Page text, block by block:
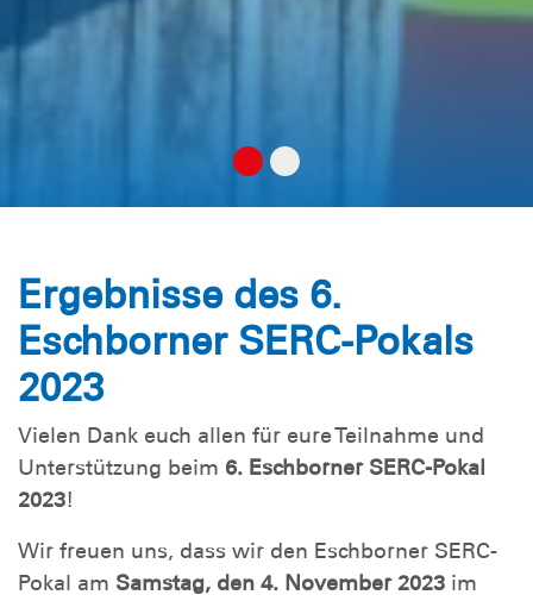
Ergebnisse des 6.
Eschborner SERC-Pokals
2023
Vielen Dank euch allen für eure Teilnahme und
Unterstützung beim 6. Eschborner SERC-Pokal
2023!
Wir freuen uns, dass wir den Eschborner SERC-
Pokal am Samstag, den 4. November 2023 im